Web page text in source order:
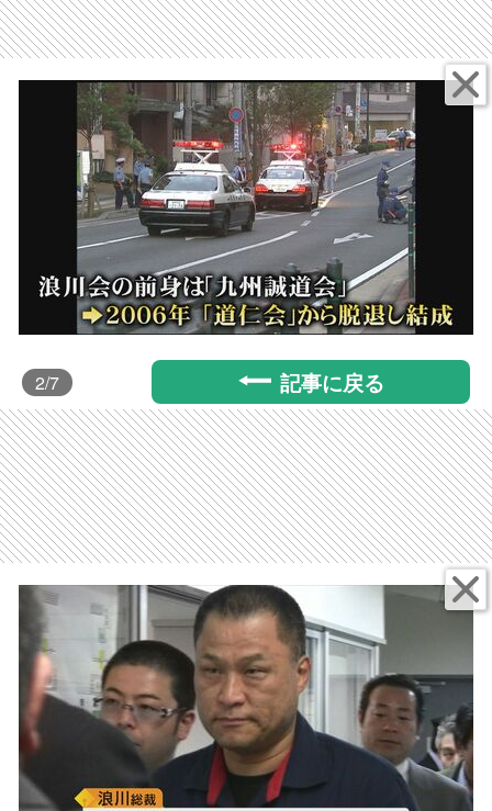
2/7 記事に戻る